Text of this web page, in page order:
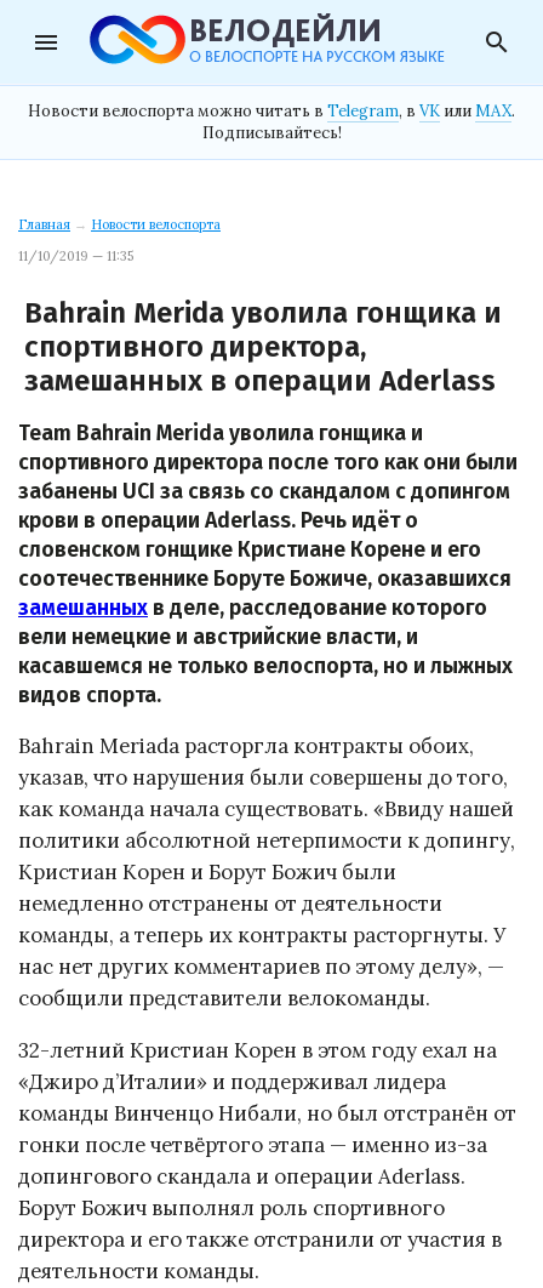
menu search
Новости велоспорта можно читать в Telegram, в VK илиMAX.
Подписывайтесь!
Главная → Новости велоспорта
11/10/2019 — 11:35
Bahrain Merida уволила гонщика и
спортивного директора,
замешанных в операции Aderlass
Team Bahrain Merida уволила гонщика и
спортивного директора после того как они были
забанены UCI за связь со скандалом с допингом
крови в операции Aderlass. Речь идёт о
словенском гонщике Кристиане Корене и его
соотечественнике Боруте Божиче, оказавшихся
замешанных в деле, расследование которого
вели немецкие и австрийские власти, и
касавшемся не только велоспорта, но и лыжных
видов спорта.
Bahrain Meriada расторгла контракты обоих,
указав, что нарушения были совершены до того,
как команда начала существовать. «Ввиду нашей
политики абсолютной нетерпимости к допингу,
Кристиан Корен и Борут Божич были
немедленно отстранены от деятельности
команды, а теперь их контракты расторгнуты. У
нас нет других комментариев по этому делу», —
сообщили представители велокоманды.
32-летний Кристиан Корен в этом году ехал на
«Джиро д’Италии» и поддерживал лидера
команды Винченцо Нибали, но был отстранён от
гонки после четвёртого этапа — именно из-за
допингового скандала и операции Aderlass.
Борут Божич выполнял роль спортивного
директора и его также отстранили от участия в
деятельности команды.